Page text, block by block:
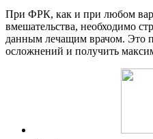
При ФРК, как и при любом
вмешательства, необходимо
данным лечащим врачом. Это
осложнений и получить